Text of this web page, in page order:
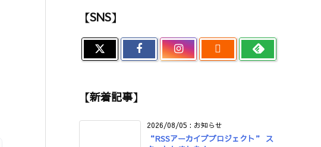
【SNS】

【新着記事】
2026/08/05 : お知らせ
“RSSアーカイブプロジェクト” ス